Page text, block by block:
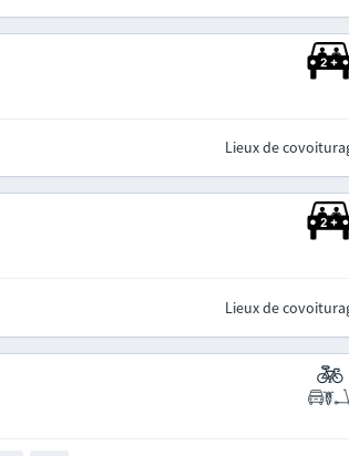
Lieux de
Lieux de